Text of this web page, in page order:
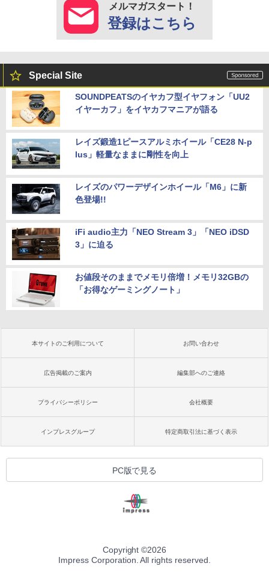
メルマガスタート！
登録はこちら
Special Site
SOUNDPEATSのイヤカフ型イヤフォン「UU2
イヤーカフ」をイヤカフマニアが語る
レイズ鍛造1ピースアルミホイール「CE28 N-p
lus」軽量なままに剛性を向上
レイズのパワーデザインホイール「M6」に新
色登場!!
iFi audio主力「NEO Stream 3」「NEO iDSD
3」に迫る
お値段そのままでメモリ倍増！メモリ32GBの
「お得なゲーミングノート」
本サイトのご利用について お問い合わせ
広告掲載のご案内 編集部へのご連絡
プライバシーポリシー 会社概要
インプレスグループ 特定商取引法に基づく表示
PC版で見る
Copyright ©2026
Impress Corporation. All rights reserved.